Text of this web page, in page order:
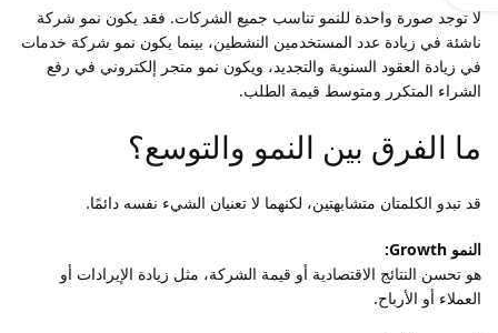
لا توجد صورة واحدة للنمو تناسب جميع الشركات. فقد يكون نمو شركة
ناشئة في زيادة عدد المستخدمين النشطين، بينما يكون نمو شركة خدمات
في زيادة العقود السنوية والتجديد، ويكون نمو متجر إلكتروني في رفع
الشراء المتكرر ومتوسط قيمة الطلب.
ما الفرق بين النمو والتوسع؟
قد تبدو الكلمتان متشابهتين، لكنهما لا تعنيان الشيء نفسه دائمًا.
النمو Growth:
هو تحسن النتائج الاقتصادية أو قيمة الشركة، مثل زيادة الإيرادات أو
العملاء أو الأرباح.